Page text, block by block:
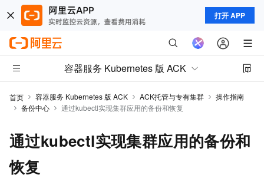
打开 APP
容器服务 Kubernetes 版 ACK
首页 容器服务 Kubernetes 版 ACK ACK托管与专有集群
操作指南
备份中心
通过kubectl实现集群应用的备份和恢复
通过kubectl实现集群应用的备份和
恢复